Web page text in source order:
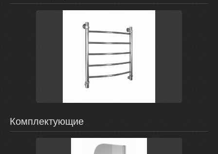
Россия
Classic
Energy
Комплектующие